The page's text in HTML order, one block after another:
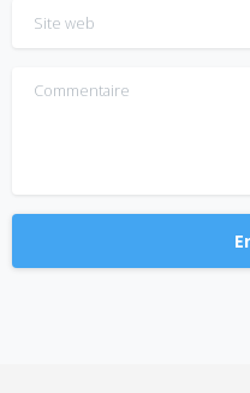
Site web
Commentaire